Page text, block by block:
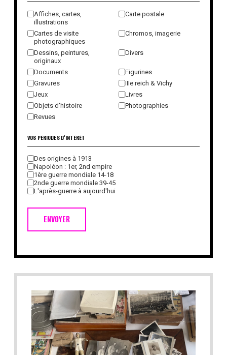
Affiches, cartes,
illustrations
Carte postale
Cartes de visite
photographiques
Chromos, imagerie
Dessins, peintures,
originaux
Divers
Documents
Figurines
Gravures
IIIe reich & Vichy
Jeux
Livres
Objets d'histoire
Photographies
Revues
ENVOYER
VOS PÉRIODES D'INTÉRÊT
Des origines à 1913
Napoléon : 1er, 2nd empire
1ère guerre mondiale 14-18
2nde guerre mondiale 39-45
L'après-guerre à aujourd'hui